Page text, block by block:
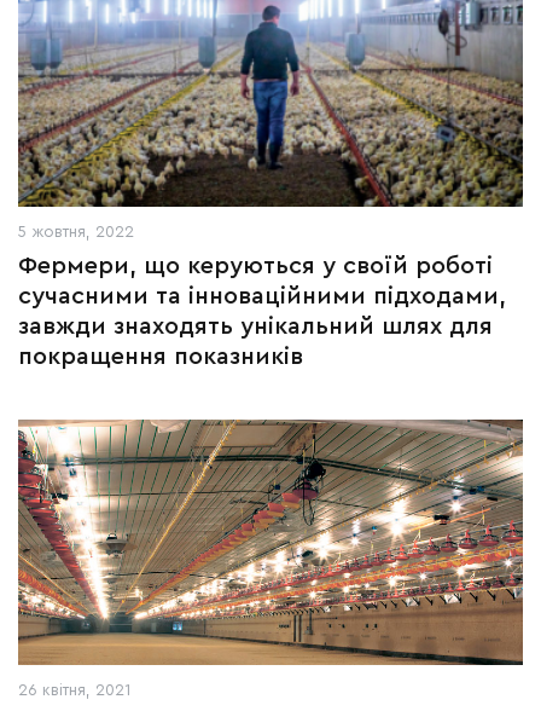
5 жовтня, 2022
Фермери, що керуються у своїй роботі
сучасними та інноваційними підходами,
завжди знаходять унікальний шлях для
покращення показників
26 квітня, 2021